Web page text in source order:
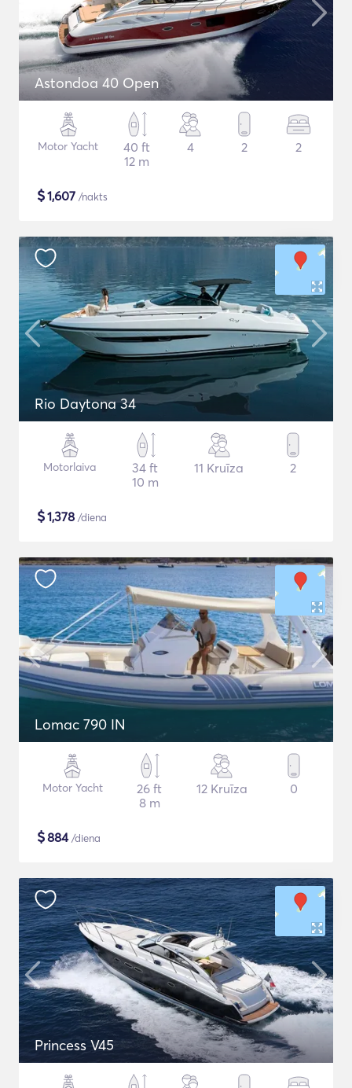
Astondoa 40 Open
Motor Yacht
40 ft
12 m
4 2 2
$1,607 /nakts
Rio Daytona 34
Motorlaiva
34 ft
10 m
11 Kruīza 2
$1,378 /diena
Lomac 790 IN
Motor Yacht
26 ft
8 m
12 Kruīza 0
$884/diena
Princess V45